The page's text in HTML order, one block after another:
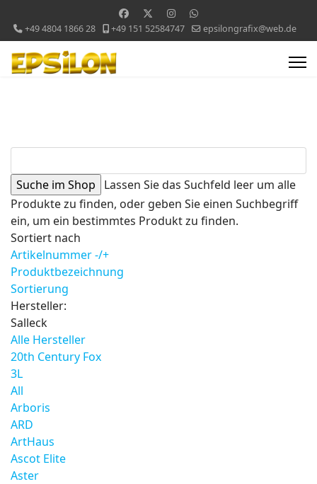
+49 4804 1866 28 +49 151 52584747 epsilongrafix@web.de
Lassen Sie das Suchfeld leer um alle
Produkte zu finden, oder geben Sie einen Suchbegriff
ein, um ein bestimmtes Produkt zu finden.
Sortiert nach
Artikelnummer -/+
Produktbezeichnung
Sortierung
Hersteller:
Salleck
Alle Hersteller
20th Century Fox
3L
All
Arboris
ARD
ArtHaus
Ascot Elite
Aster